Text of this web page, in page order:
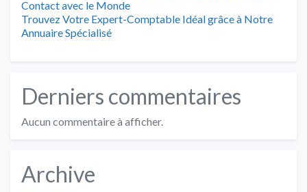
Contact avec le Monde
Trouvez Votre Expert-Comptable Idéal grâce à Notre
Annuaire Spécialisé
Derniers commentaires
Aucun commentaire à afficher.
Archive